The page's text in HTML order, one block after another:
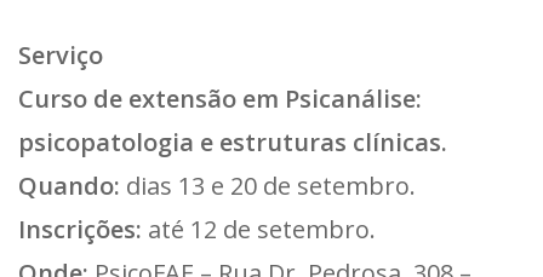
Serviço
Curso de extensão em Psicanálise:
psicopatologia e estruturas clínicas.
Quando: dias 13 e 20 de setembro.
Inscrições: até 12 de setembro.